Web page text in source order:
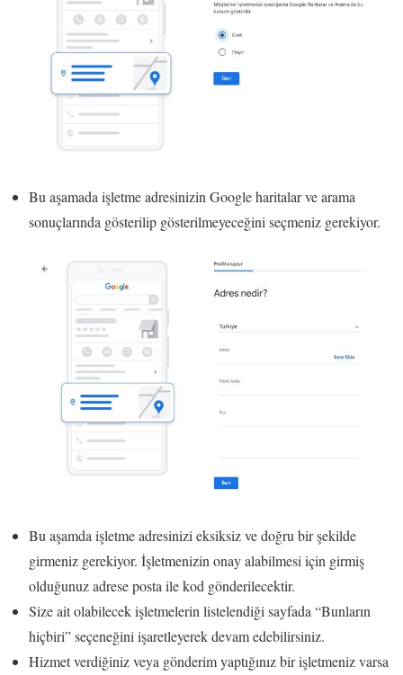
Bu aşamada işletme adresinizin Google haritalar ve arama
sonuçlarında gösterilip gösterilmeyeceğini seçmeniz gerekiyor.
Bu aşamda işletme adresinizi eksiksiz ve doğru bir şekilde
girmeniz gerekiyor. İşletmenizin onay alabilmesi için girmiş
olduğunuz adrese posta ile kod gönderilecektir.
Size ait olabilecek işletmelerin listelendiği sayfada “Bunların
hiçbiri” seçeneğini işaretleyerek devam edebilirsiniz.
Hizmet verdiğiniz veya gönderim yaptığınız bir işletmeniz varsa